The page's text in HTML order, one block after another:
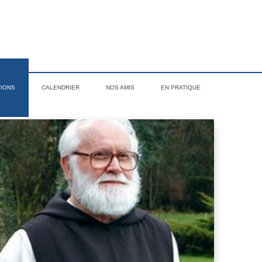
CALENDRIER NOS AMIS EN PRATIQUE